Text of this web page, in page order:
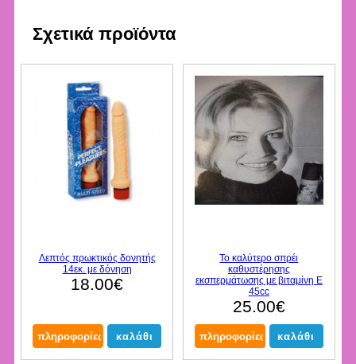
Σχετικά προϊόντα
Λεπτός πρωκτικός δονητής
14εκ. με δόνηση
18.00€
Το καλύτερο σπρέι
καθυστέρησης
εκσπερμάτωσης με βιταμίνη Ε
45cc
25.00€